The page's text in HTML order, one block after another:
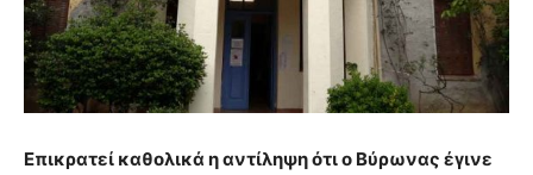
you
the
meaning
of
pain.
hd
Επικρατεί καθολικά η αντίληψη ότι ο Βύρωνας έγινε